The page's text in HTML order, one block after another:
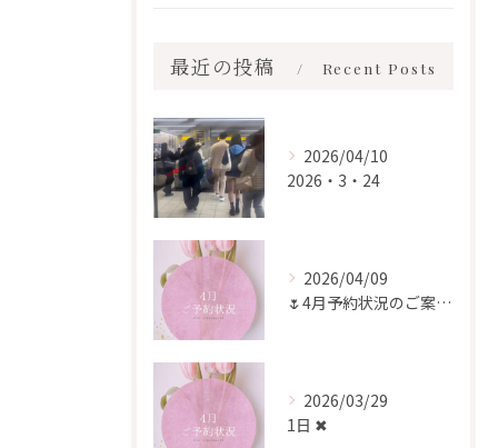
最近の投稿 Recent Posts
2026/04/10
2026・3・24
2026/04/09
🌷4月予約状況のご案内🌷
2026/03/29
1日 ✖︎